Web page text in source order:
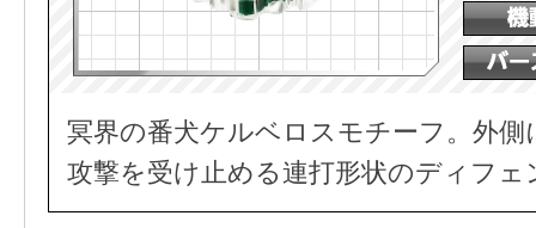
冥界の番犬ケルベロスモチーフ。外
攻撃を受け止める連打形状のディフ